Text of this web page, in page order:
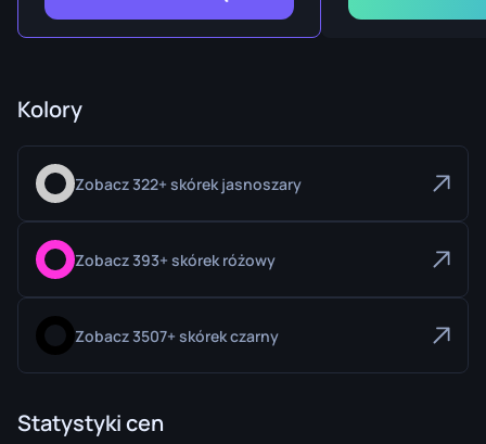
Kolory
Zobacz 322+ skórek jasnoszary
Zobacz 393+ skórek różowy
Zobacz 3507+ skórek czarny
Statystyki cen